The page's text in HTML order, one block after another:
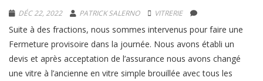
DÉC 22, 2022 PATRICK SALERNO VITRERIE
Suite à des fractions, nous sommes intervenus pour faire une
Fermeture provisoire dans la journée. Nous avons établi un
devis et après acceptation de l’assurance nous avons changé
une vitre à l’ancienne en vitre simple brouillée avec tous les